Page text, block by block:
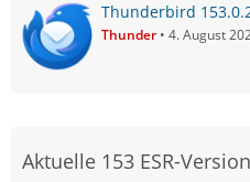
Thunderbird
Thunder 4. August
Aktuelle 153 ESR-Version